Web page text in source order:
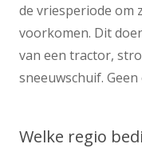
de vriesperiode om
voorkomen. Dit
van een tractor,
sneeuwschuif.
Welke regio